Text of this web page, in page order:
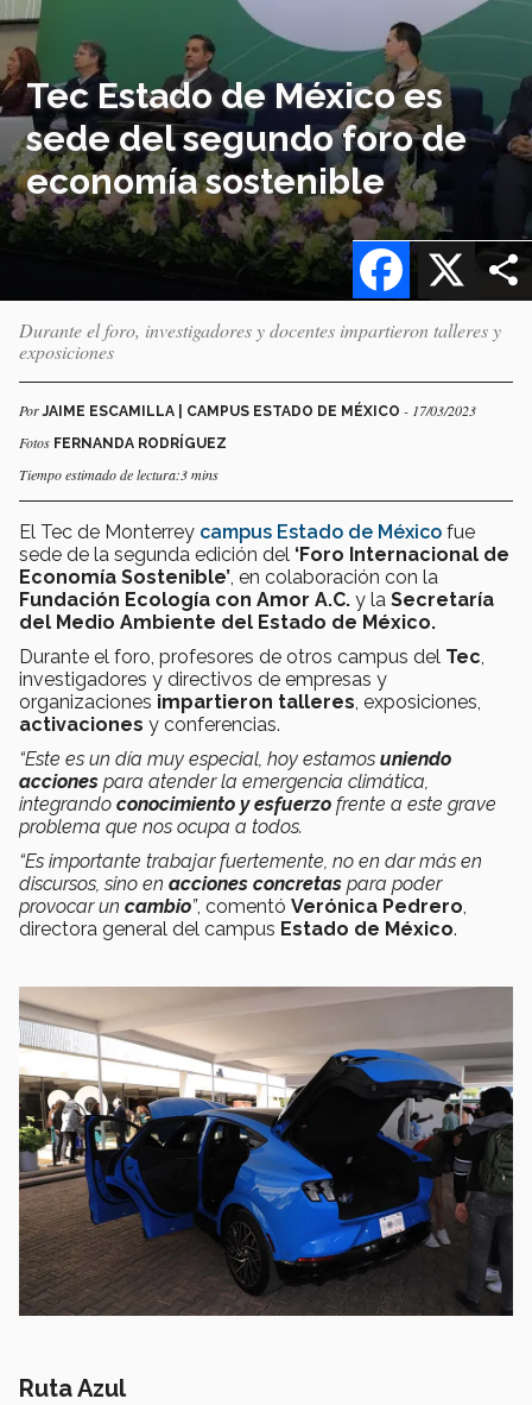
Tec Estado de México es
sede del segundo foro de
economía sostenible
X
Facebook
Durante el foro, investigadores y docentes impartieron talleres y
exposiciones
PorJAIME ESCAMILLA | CAMPUS ESTADO DE MÉXICO - 17/03/2023
Fotos FERNANDA RODRÍGUEZ
Tiempo estimado de lectura:3 mins
El Tec de Monterrey campus Estado de México fue
sede de la segunda edición del ‘Foro Internacional de
Economía Sostenible’ , en colaboración con la
Fundación Ecología con Amor A.C. y la Secretaría
del Medio Ambiente del Estado de México.
Durante el foro, profesores de otros campus del Tec
investigadores y directivos de empresas y
organizaciones impartieron talleres , exposiciones,
activaciones y conferencias.
“Este es un día muy especial, hoy estamos uniendo
acciones para atender la emergencia climática,
integrando conocimiento y esfuerzo frente a este grave
problema que nos ocupa a todos.
“Es importante trabajar fuertemente, no en dar más en
discursos, sino en acciones concretas para poder
provocar un cambio”, comentó Verónica Pedrero
directora general del campus Estado de México.
Ruta Azul